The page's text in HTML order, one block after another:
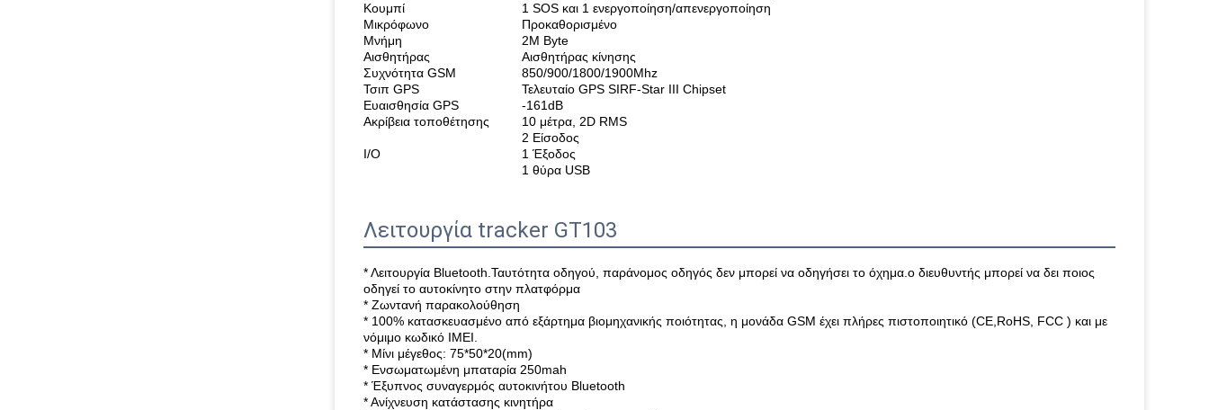
Κουμπί
1 SOS και 1 ενεργοποίηση/απενεργοποίηση
Μικρόφωνο
Προκαθορισμένο
Μνήμη
2M Byte
Αισθητήρας
Αισθητήρας κίνησης
Συχνότητα GSM
850/900/1800/1900Mhz
Τσιπ GPS
Τελευταίο GPS SIRF-Star III Chipset
Ευαισθησία GPS
-161dB
Ακρίβεια τοποθέτησης
10 μέτρα, 2D RMS
I/O
2 Είσοδος
1 Έξοδος
1 θύρα USB
Λειτουργία tracker GT103
* Λειτουργία Bluetooth.Ταυτότητα οδηγού, παράνομος οδηγός δεν μπορεί να οδηγήσει το όχημα.ο διευθυντής μπορεί να δει ποιος
οδηγεί το αυτοκίνητο στην πλατφόρμα
* Ζωντανή παρακολούθηση
* 100% κατασκευασμένο από εξάρτημα βιομηχανικής ποιότητας, η μονάδα GSM έχει πλήρες πιστοποιητικό (CE, RoHS, FCC ) και με
νόμιμο κωδικό IMEI.
* Μίνι μέγεθος: 75*50*20(mm)
* Ενσωματωμένη μπαταρία 250mah
* Έξυπνος συναγερμός αυτοκινήτου Bluetooth
* Ανίχνευση κατάστασης κινητήρα